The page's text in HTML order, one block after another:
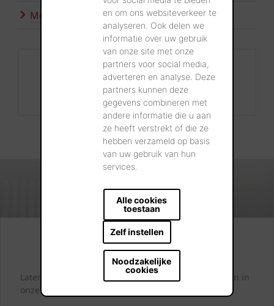
en om ons websiteverkeer te
analyseren. Ook delen we
informatie over uw gebruik
van onze site met onze
partners voor social media,
adverteren en analyse. Deze
partners kunnen deze
gegevens combineren met
andere informatie die u aan
ze heeft verstrekt of die ze
hebben verzameld op basis
van uw gebruik van hun
services.
Alle cookies
toestaan
Zelf instellen
Noodzakelijke
cookies
Meer inspiratie
Contact
+32 56 24 96 38
info@wienerberger.be
Kijk. Droom. Kies.
Laten we samen letterlijk uw dromen tastbaar maken in
onze showrooms.